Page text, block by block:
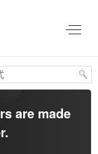
are made
.